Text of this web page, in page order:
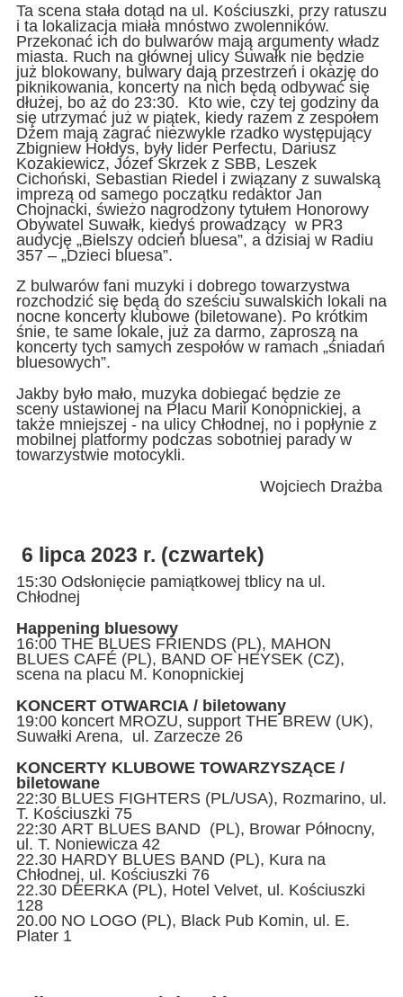
Ta scena stała dotąd na ul. Kościuszki, przy ratuszu
i ta lokalizacja miała mnóstwo zwolenników.
Przekonać ich do bulwarów mają argumenty władz
miasta. Ruch na głównej ulicy Suwałk nie będzie
już blokowany, bulwary dają przestrzeń i okazję do
piknikowania, koncerty na nich będą odbywać się
dłużej, bo aż do 23:30. Kto wie, czy tej godziny da
się utrzymać już w piątek, kiedy razem z zespołem
Dżem mają zagrać niezwykle rzadko występujący
Zbigniew Hołdys, były lider Perfectu, Dariusz
Kozakiewicz, Józef Skrzek z SBB, Leszek
Cichoński, Sebastian Riedel i związany z suwalską
imprezą od samego początku redaktor Jan
Chojnacki, świeżo nagrodzony tytułem Honorowy
Obywatel Suwałk, kiedyś prowadzący w PR3
audycję „Bielszy odcień bluesa”, a dzisiaj w Radiu
357 – „Dzieci bluesa”.
Z bulwarów fani muzyki i dobrego towarzystwa
rozchodzić się będą do sześciu suwalskich lokali na
nocne koncerty klubowe (biletowane). Po krótkim
śnie, te same lokale, już za darmo, zaproszą na
koncerty tych samych zespołów w ramach „śniadań
bluesowych”.
Jakby było mało, muzyka dobiegać będzie ze
sceny ustawionej na Placu Marii Konopnickiej, a
także mniejszej - na ulicy Chłodnej, no i popłynie z
mobilnej platformy podczas sobotniej parady w
towarzystwie motocykli.
Wojciech Drażba
6 lipca 2023 r. (czwartek)
15:30 Odsłonięcie pamiątkowej tblicy na ul.
Chłodnej
Happening bluesowy
16:00 THE BLUES FRIENDS (PL), MAHON
BLUES CAFÉ (PL), BAND OF HEYSEK (CZ),
scena na placu M. Konopnickiej
KONCERT OTWARCIA / biletowany
19:00 koncert MROZU, support THE BREW (UK),
Suwałki Arena, ul. Zarzecze 26
KONCERTY KLUBOWE TOWARZYSZĄCE /
biletowane
22:30 BLUES FIGHTERS (PL/USA), Rozmarino, ul.
T. Kościuszki 75
22:30 ART BLUES BAND (PL), Browar Północny,
ul. T. Noniewicza 42
22.30 HARDY BLUES BAND (PL), Kura na
Chłodnej, ul. Kościuszki 76
22.30 DEERKA (PL), Hotel Velvet, ul. Kościuszki
128
20.00 NO LOGO (PL), Black Pub Komin, ul. E.
Plater 1